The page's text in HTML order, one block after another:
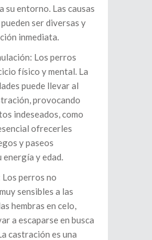
su entorno. Las causas
ser diversas y
inmediata.
Los perros
físico y mental. La
puede llevar al
provocando
indeseados, como
ofrecerles
y paseos
energía y edad.
perros no
sensibles a las
hembras en celo,
a escaparse en busca
castración es una